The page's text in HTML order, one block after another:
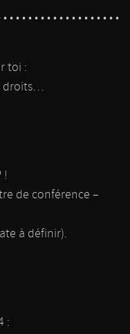
• • • • • • • • • • • • • • • • • •
toi :
droits…
!
de conférence –
à définir).
: